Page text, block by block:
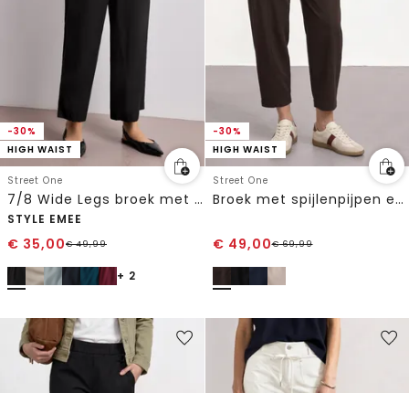
-30%
HIGH WAIST
Street One
7/8 Wide Legs broek met riem
STYLE EMEE
€ 35,00€49,99
+ 2
-30%
HIGH WAIST
Street One
Broek met spijlenpijpen en gespdetail
€ 49,00€69,99